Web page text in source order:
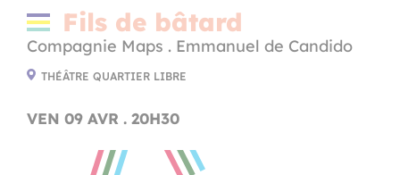
Fils de bâtard
Compagnie Maps . Emmanuel de Candido
THÉÂTRE QUARTIER LIBRE
VEN 09 AVR . 20H30